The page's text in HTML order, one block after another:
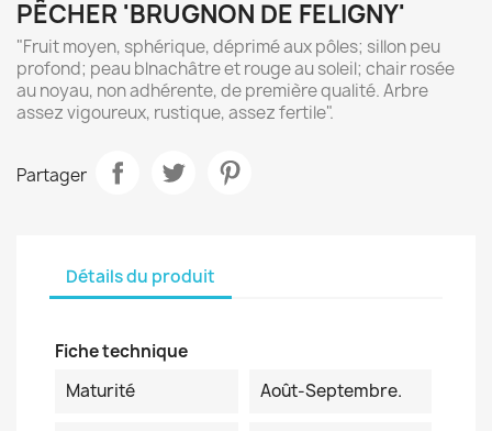
PÊCHER 'BRUGNON DE FELIGNY'
"Fruit moyen, sphérique, déprimé aux pôles; sillon peu
profond; peau blnachâtre et rouge au soleil; chair rosée
au noyau, non adhérente, de première qualité. Arbre
assez vigoureux, rustique, assez fertile".
Partager
Détails du produit
Fiche technique
Maturité
Août-Septembre.